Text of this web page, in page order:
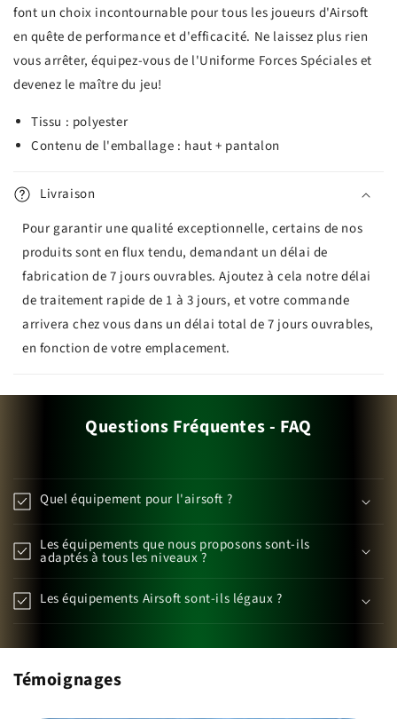
font un choix incontournable pour tous les joueurs d'Airsoft
en quête de performance et d'efficacité. Ne laissez plus rien
vous arrêter, équipez-vous de l'Uniforme Forces Spéciales et
devenez le maître du jeu!
Tissu : polyester
Contenu de l'emballage : haut + pantalon
Livraison
Pour garantir une qualité exceptionnelle, certains de nos
produits sont en flux tendu, demandant un délai de
fabrication de 7 jours ouvrables. Ajoutez à cela notre délai
de traitement rapide de 1 à 3 jours, et votre commande
arrivera chez vous dans un délai total de 7 jours ouvrables,
en fonction de votre emplacement.
Questions Fréquentes - FAQ
Quel équipement pour l'airsoft ?
Les équipements que nous proposons sont-ils
adaptés à tous les niveaux ?
Les équipements Airsoft sont-ils légaux ?
Témoignages